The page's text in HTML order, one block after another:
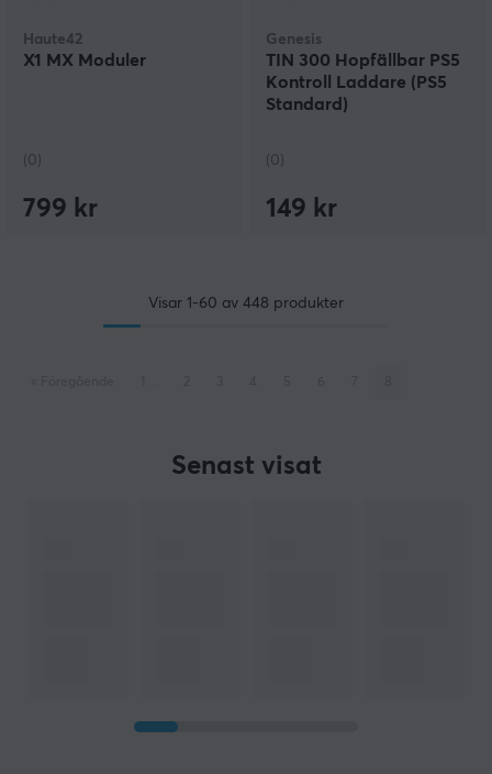
Haute42
X1 MX Moduler
(0)
799 kr
Genesis
TIN 300 Hopfällbar PS5
Kontroll Laddare (PS5
Standard)
(0)
149 kr
Visar 1-60 av 448 produkter
Senast visat